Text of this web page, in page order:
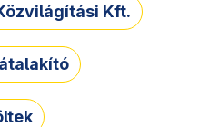
Kft.